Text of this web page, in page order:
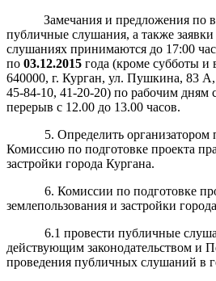
Замечания и предложения по
публичные слушания, а также
слушаниях принимаются до 17:00
по 03.12.2015 года (кроме субботы и
640000, г. Курган, ул. Пушкина, 83
45-84-10, 41-20-20) по рабочим дням
перерыв с 12.00 до 13.00 часов.
5. Определить
Комиссию по подготовке проекта
застройки города Кургана.
6. Комиссии по подготовке
землепользования и застройки
6.1 провести публичные
действующим законодательством и
проведения публичных слушаний в